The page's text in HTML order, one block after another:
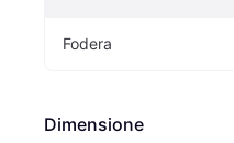
Fodera
Dimensione